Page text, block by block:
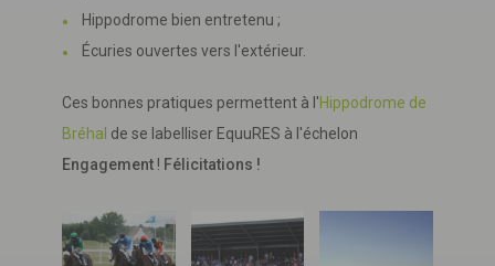
Hippodrome bien entretenu ;
Écuries ouvertes vers l'extérieur.
Ces bonnes pratiques permettent à l'Hippodrome de
Bréhal de se labelliser EquuRES à l'échelon
Engagement ! Félicitations !